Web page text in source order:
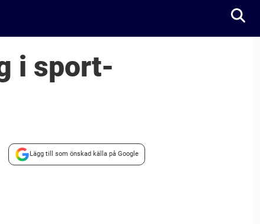
i sport-
Lägg till som önskad källa på Google